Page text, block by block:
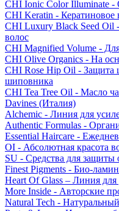
CHI Ionic Color Illuminate -
CHI Keratin - Кератиновое
CHI Luxury Black Seed Oil
волос
CHI Magnified Volume -
CHI Olive Organics - На
CHI Rose Hip Oil - Защита
шиповника
CHI Tea Tree Oil - Масло
Davines (Италия)
Alchemic - Линия для
Authentic Formulas -
Essential Haircare -
OI - Абсолютная красота
SU - Средства для защиты
Finest Pigments - Био-
Heart Of Glass – Линия для
More Inside - Авторские
Natural Tech -